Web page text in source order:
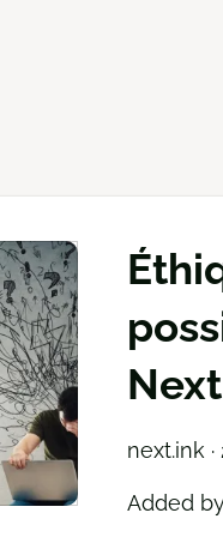
Next
next.ink
Added